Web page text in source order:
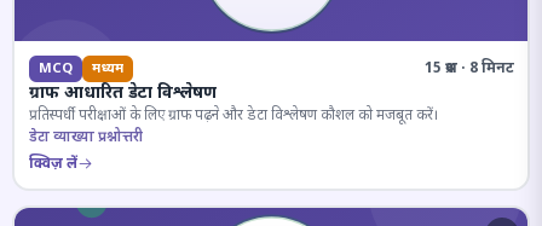
MCQ मध्यम 15 प्रश्न · 8 मिनट
ग्राफ आधारित डेटा विश्लेषण
प्रतिस्पर्धी परीक्षाओं के लिए ग्राफ पढ़ने और डेटा विश्लेषण कौशल को मजबूत करें।
डेटा व्याख्या प्रश्नोत्तरी
क्विज़ लें